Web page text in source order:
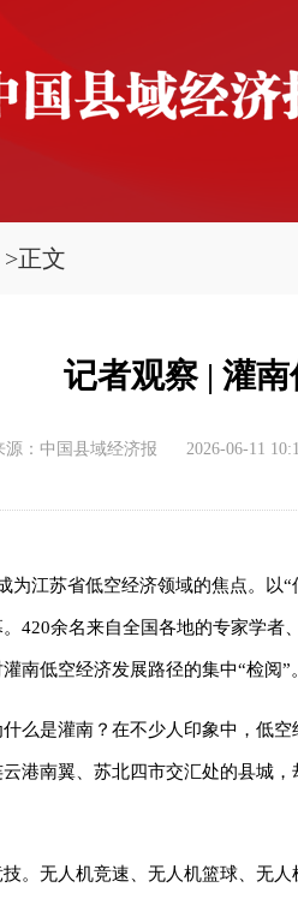
>正文
记者观察 | 灌
源：中国县域经济报 2026-06-11
为江苏省低空经济领域的焦点。以
420余名来自全国各地的专家学
南低空经济发展路径的集中“检阅”。
么是灌南？在不少人印象中，低
港南翼、苏北四市交汇处的县城
。无人机竞速、无人机篮球、无